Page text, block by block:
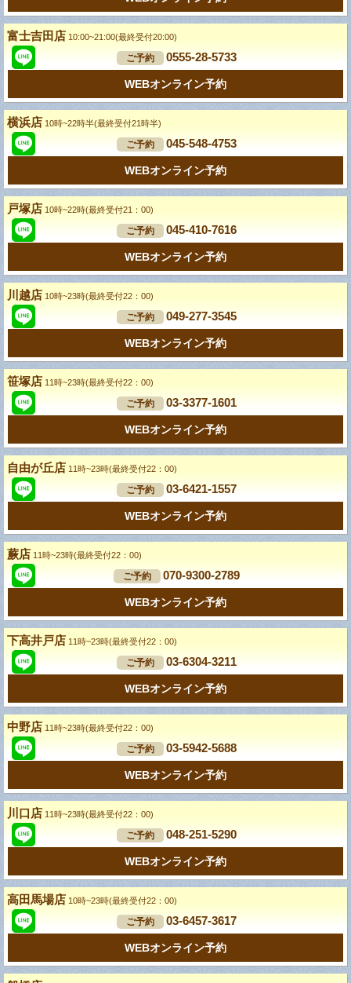
富士吉田店 10:00~21:00(最終受付20:00)
ご予約 0555-28-5733
WEBオンライン予約
横浜店 10時~22時半(最終受付21時半)
ご予約 045-548-4753
WEBオンライン予約
戸塚店 10時~22時(最終受付21：00)
ご予約 045-410-7616
WEBオンライン予約
川越店 10時~23時(最終受付22：00)
ご予約 049-277-3545
WEBオンライン予約
笹塚店 11時~23時(最終受付22：00)
ご予約 03-3377-1601
WEBオンライン予約
自由が丘店 11時~23時(最終受付22：00)
ご予約 03-6421-1557
WEBオンライン予約
蕨店 11時~23時(最終受付22：00)
ご予約 070-9300-2789
WEBオンライン予約
下高井戸店 11時~23時(最終受付22：00)
ご予約 03-6304-3211
WEBオンライン予約
中野店 11時~23時(最終受付22：00)
ご予約 03-5942-5688
WEBオンライン予約
川口店 11時~23時(最終受付22：00)
ご予約 048-251-5290
WEBオンライン予約
高田馬場店 10時~23時(最終受付22：00)
ご予約 03-6457-3617
WEBオンライン予約